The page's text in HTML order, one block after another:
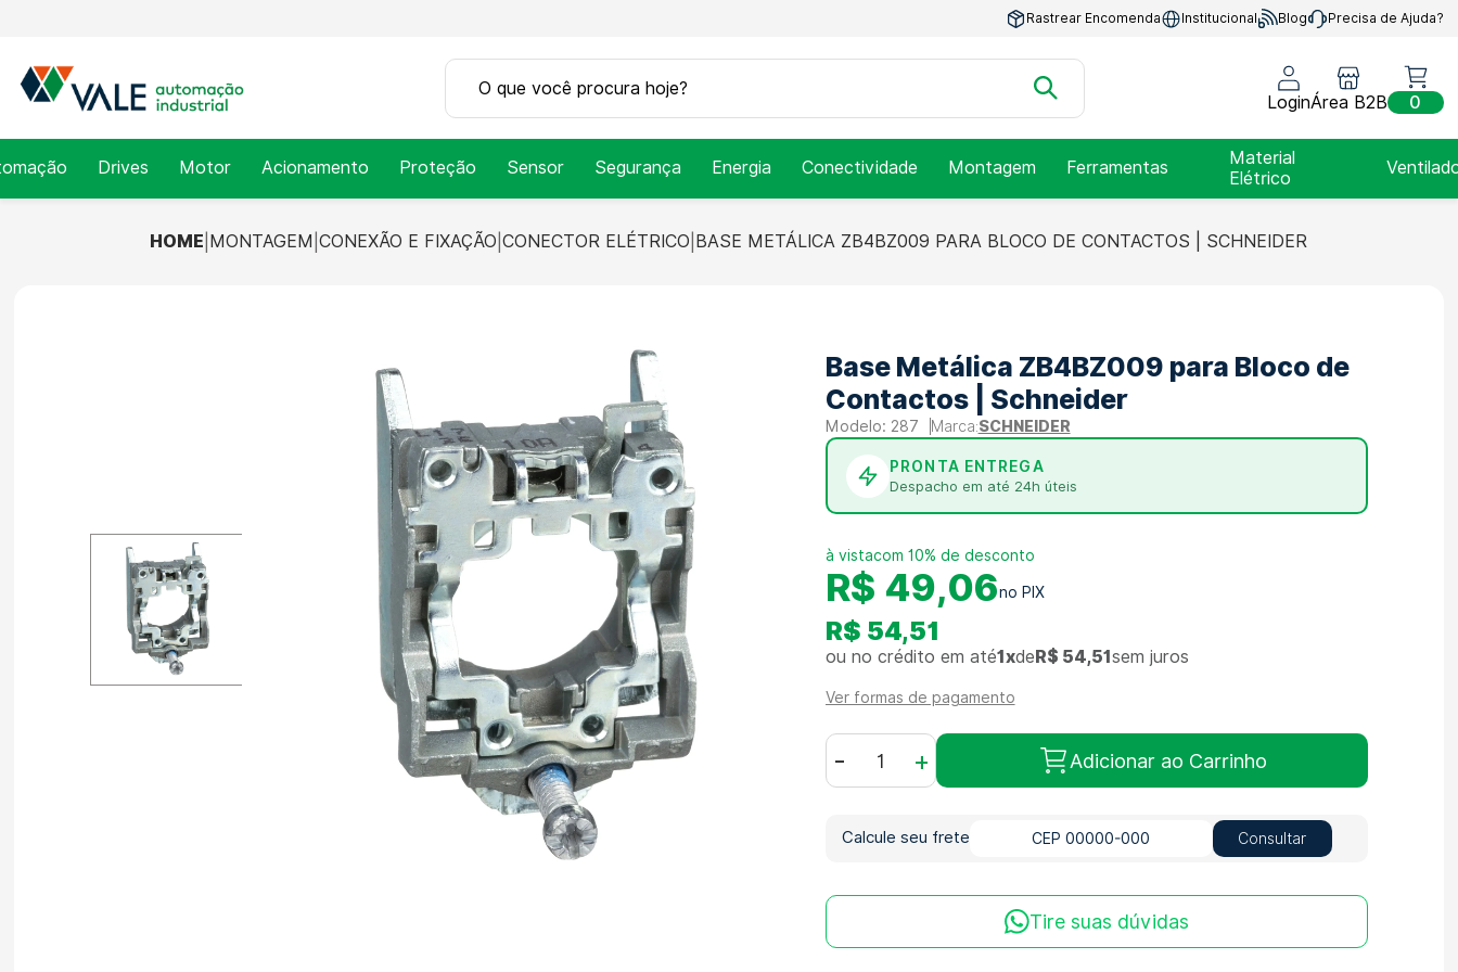
Rastrear Encomenda Institucional Blog Precisa de Ajuda?
LoginÁrea B2B 0
Drives Motor Acionamento Proteção Sensor Segurança Energia Conectividade Montagem Ferramentas
Material
Elétrico
HOME MONTAGEM CONEXÃO E FIXAÇÃO CONECTOR ELÉTRICO BASE METÁLICA ZB4BZ009 PARA BLOCO DE CONTACTOS | SCHNEIDER
Base Metálica ZB4BZ009 para Bloco de
Contactos | Schneider
287 SCHNEIDER
PRONTA ENTREGA
Despacho em até 24h úteis
R$ 49,06
com 10% de desconto
R$ 54,51
ou no crédito em até1xdeR$ 54,51sem juros
Ver formas de pagamento
- + Adicionar ao Carrinho
Calcule seu frete Consultar
Tire suas dúvidas